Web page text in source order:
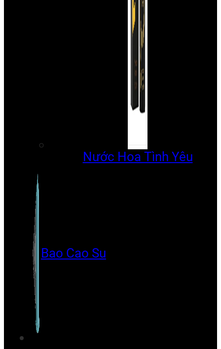
Nước Hoa Tình Yêu
Bao Cao Su